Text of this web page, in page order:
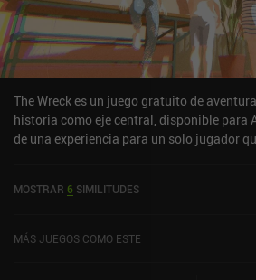
The Wreck es un juego gratuito de
historia como eje central, disponible para
de una experiencia para un solo jugador
octubre de 2023 y tiene actualmente una
MOSTRAR 6 SIMILITUDES
MÁS JUEGOS COMO ESTE